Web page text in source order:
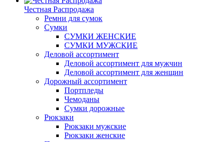
Честная Распродажа
Ремни для сумок
Сумки
СУМКИ ЖЕНСКИЕ
СУМКИ МУЖСКИЕ
Деловой ассортимент
Деловой ассортимент для мужчин
Деловой ассортимент для женщин
Дорожный ассортимент
Портпледы
Чемоданы
Сумки дорожные
Рюкзаки
Рюкзаки мужские
Рюкзаки женские